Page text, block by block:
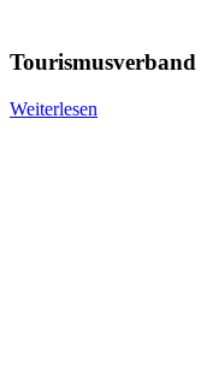
Weiterlesen